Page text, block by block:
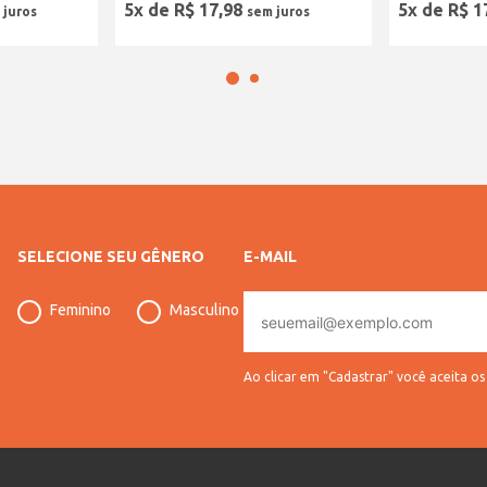
5x de R$ 17,98 5x de R$
SELECIONE SEU GÊNERO
Feminino Masculino
E-MAIL
mail
Ao clicar em "Cadastrar" você aceita